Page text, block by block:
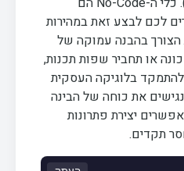
לכם לבצע זאת במהירות
בהבנה עמוקה של
או תחביר שפות תכנות,
בלוגיקה העסקית
את כוחה של הבינה
יצירת פתרונות
תקדים.